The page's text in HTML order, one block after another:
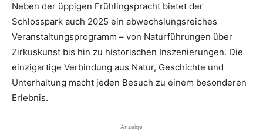
Neben der üppigen Frühlingspracht bietet der
Schlosspark auch 2025 ein abwechslungsreiches
Veranstaltungsprogramm – von Naturführungen über
Zirkuskunst bis hin zu historischen Inszenierungen. Die
einzigartige Verbindung aus Natur, Geschichte und
Unterhaltung macht jeden Besuch zu einem besonderen
Erlebnis.
Anzeige